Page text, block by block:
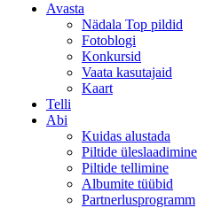
Avasta
Nädala Top pildid
Fotoblogi
Konkursid
Vaata kasutajaid
Kaart
Telli
Abi
Kuidas alustada
Piltide üleslaadimine
Piltide tellimine
Albumite tüübid
Partnerlusprogramm